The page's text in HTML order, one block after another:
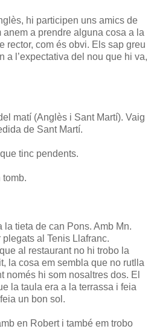
hi participen uns amics de
a prendre alguna cosa a la
rector, com és obvi. Els sap greu
a l’expectativa del nou que hi va,
matí (Anglès i Sant Martí). Vaig
de Sant Martí.
tinc pendents.
tomb.
tieta de can Pons. Amb Mn.
al Tenis Llafranc.
al restaurant no hi trobo la
la cosa em sembla que no rutlla
només hi som nosaltres dos. El
la taula era a la terrassa i feia
un bon sol.
en Robert i també em trobo